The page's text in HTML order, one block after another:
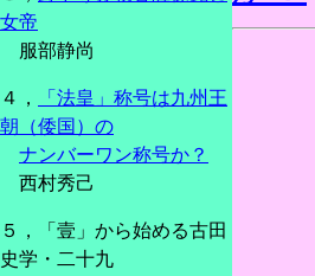
女帝
服部静尚
４，
「法皇」称号は九州王
朝（倭国）の
ナンバーワン称号か？
西村秀己
５，「壹」から始める古田
史学・二十九